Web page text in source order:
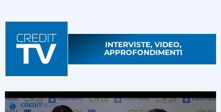
INTERVISTE, VIDEO,
APPROFONDIMENTI